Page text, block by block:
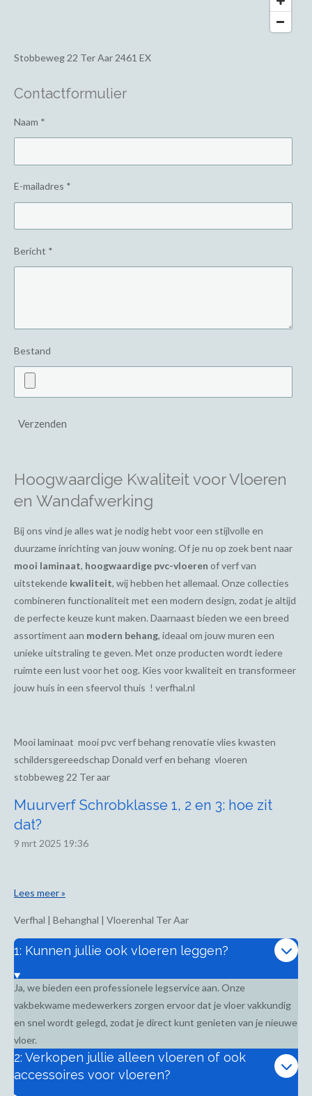
Stobbeweg 22 Ter Aar 2461 EX
Contactformulier
Naam *
E-mailadres *
Bericht *
Bestand
Verzenden
Hoogwaardige Kwaliteit voor Vloeren
en Wandafwerking
Bij ons vind je alles wat je nodig hebt voor een stijlvolle en
duurzame inrichting van jouw woning. Of je nu op zoek bent naar
mooi laminaat, hoogwaardige pvc-vloeren of verf van
uitstekende kwaliteit, wij hebben het allemaal. Onze collecties
combineren functionaliteit met een modern design, zodat je altijd
de perfecte keuze kunt maken. Daarnaast bieden we een breed
assortiment aan modern behang, ideaal om jouw muren een
unieke uitstraling te geven. Met onze producten wordt iedere
ruimte een lust voor het oog. Kies voor kwaliteit en transformeer
jouw huis in een sfeervol thuis ! verfhal.nl
Mooi laminaat mooi pvc verf behang renovatie vlies kwasten
schildersgereedschap Donald verf en behang vloeren
stobbeweg 22 Ter aar
Muurverf Schrobklasse 1, 2 en 3: hoe zit
dat?
9 mrt 2025 19:36
Lees meer »
Verfhal | Behanghal | Vloerenhal Ter Aar
1: Kunnen jullie ook vloeren leggen?
Ja, we bieden een professionele legservice aan. Onze
vakbekwame medewerkers zorgen ervoor dat je vloer vakkundig
en snel wordt gelegd, zodat je direct kunt genieten van je nieuwe
vloer.
2: Verkopen jullie alleen vloeren of ook
accessoires voor vloeren?